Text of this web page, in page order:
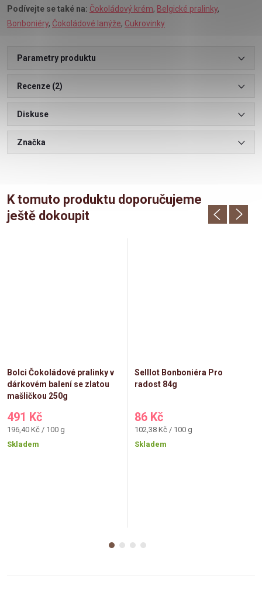
Podívejte se také na: Čokoládový krém, Belgické pralinky,
Bonboniéry, Čokoládové lanýže, Cukrovinky
Parametry produktu
Recenze (2)
Diskuse
Značka
K tomuto produktu doporučujeme
ještě dokoupit
Bolci Čokoládové pralinky v
dárkovém balení se zlatou
mašličkou 250g
491 Kč
Měrná
cena:
196,40 Kč / 100 g
Skladem
Selllot Bonboniéra Pro
radost 84g
86 Kč
Měrná
cena:
102,38 Kč / 100 g
Skladem